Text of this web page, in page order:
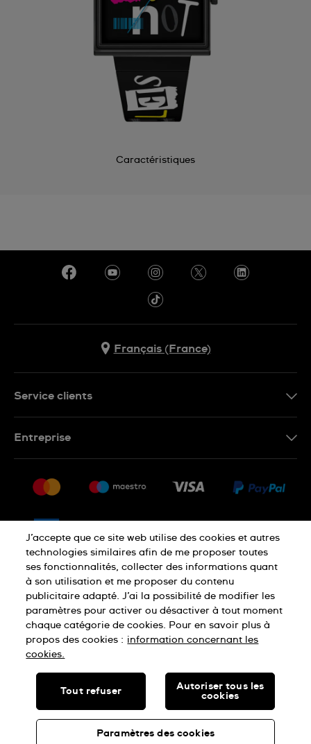
Caractéristiques
Français (France)
Service clients
Retour
CGV
Droit de rétractation
Entreprise
Nous rejoindre
Déclaration de confidentialité
Cookies Mentions légales
SWISS MADE
© SWATCH LTD, 2026 TOUS DROITS RÉSERVÉS : MONTRES
J’accepte que ce site web utilise des cookies et autres
technologies similaires afin de me proposer toutes
ses fonctionnalités, collecter des informations quant
à son utilisation et me proposer du contenu
publicitaire adapté. J’ai la possibilité de modifier les
paramètres pour activer ou désactiver à tout moment
chaque catégorie de cookies. Pour en savoir plus à
propos des cookies : information concernant les
cookies.
Paramètres des cookies
Tout refuser
Autoriser tous les
cookies